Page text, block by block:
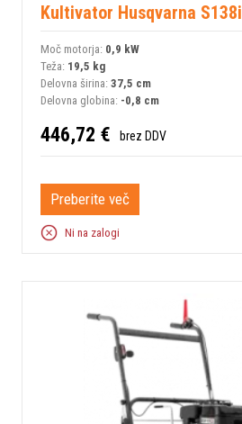
Kultivator Husqvarna S138i
Moč motorja: 0,9 kW
Teža: 19,5 kg
Delovna širina: 37,5 cm
Delovna globina: -0,8 cm
446,72 € brez DDV
Preberite več
Ni na zalogi